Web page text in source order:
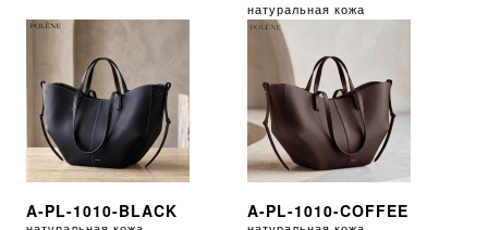
натуральная кожа
A-PL-1010-BLACK A-PL-1010-COFFEE